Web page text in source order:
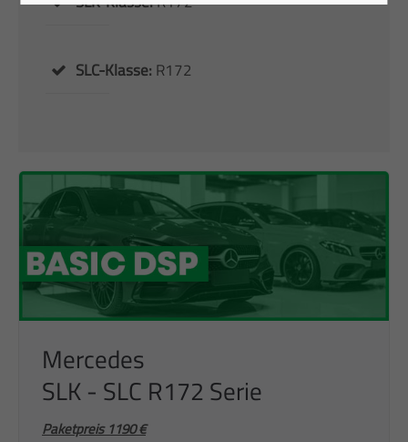
SLC-Klasse: R172
Mercedes
SLK - SLC R172 Serie
Paketpreis 1190 €